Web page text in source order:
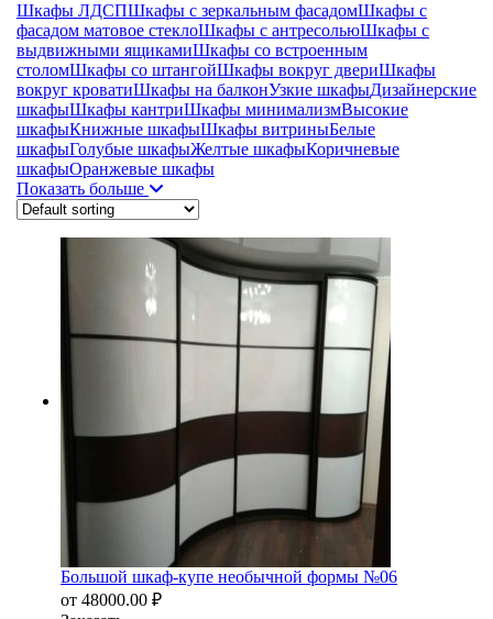
Шкафы ЛДСПШкафы с зеркальным фасадомШкафы с
фасадом матовое стеклоШкафы с антресольюШкафы с
выдвижными ящикамиШкафы со встроенным
столомШкафы со штангойШкафы вокруг двериШкафы
вокруг кроватиШкафы на балконУзкие шкафыДизайнерские
шкафыШкафы кантриШкафы минимализмВысокие
шкафыКнижные шкафыШкафы витриныБелые
шкафыГолубые шкафыЖелтые шкафыКоричневые
шкафыОранжевые шкафы
Показать больше
Большой шкаф-купе необычной формы №06
от 48000.00 ₽